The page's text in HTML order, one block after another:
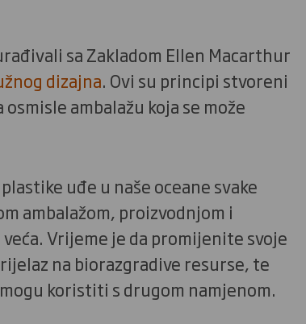
sa Zakladom Ellen Macarthur
dizajna. Ovi su principi stvoreni
ambalažu koja se može
uđe u naše oceane svake
ambalažom, proizvodnjom i
Vrijeme je da promijenite svoje
na biorazgradive resurse, te
koristiti s drugom namjenom.